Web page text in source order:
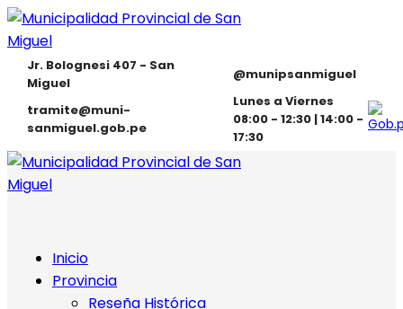
Jr. Bolognesi 407 - San
Miguel
@munipsanmiguel
tramite@muni-
sanmiguel.gob.pe
Lunes a Viernes
08:00 - 12:30 | 14:00 -
17:30
Inicio
Provincia
Reseña Histórica